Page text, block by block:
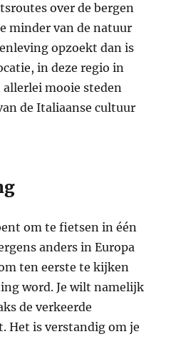
over de bergen
minder van de natuur
opzoekt dan is
in deze regio in
mooie steden
de Italiaanse cultuur
om te fietsen in één
anders in Europa
ten eerste te kijken
word. Je wilt namelijk
de verkeerde
Het is verstandig om je